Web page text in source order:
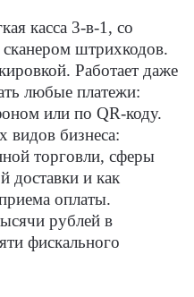
касса 3-в-1, со
штрихкодов.
Работает даже
любые платежи:
или по QR-коду.
видов бизнеса:
торговли, сферы
доставки и как
оплаты.
рублей в
фискального